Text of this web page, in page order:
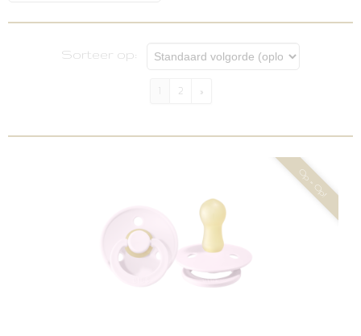
Sorteer op:
2 »
Op = Op!